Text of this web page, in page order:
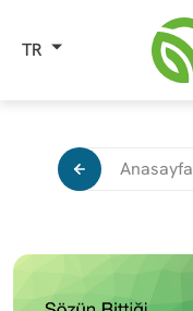
TR
Anasayfa